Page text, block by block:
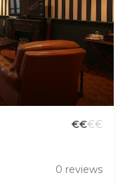
€€€€
0 reviews